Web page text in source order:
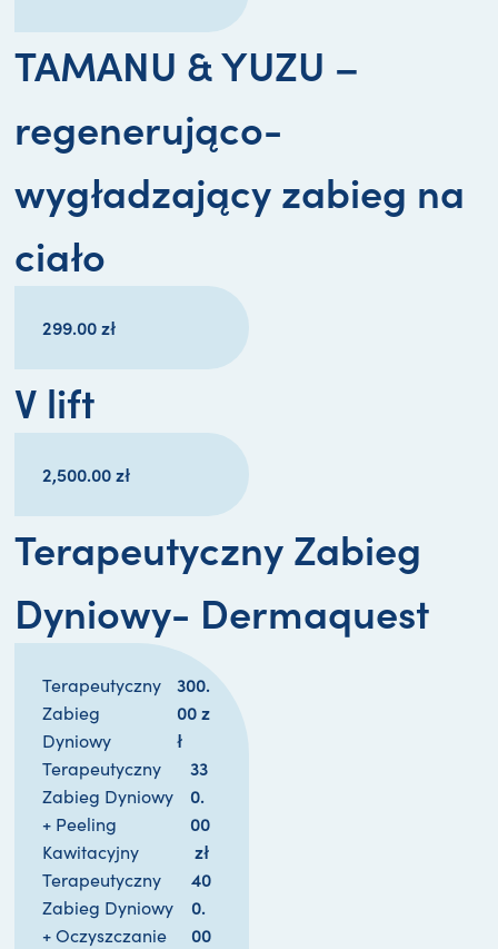
TAMANU & YUZU –
regenerująco-
wygładzający zabieg na
ciało
299.00zł
V lift
2,500.00zł
Terapeutyczny Zabieg
Dyniowy- Dermaquest
Terapeutyczny
Zabieg
Dyniowy
300.
00 z
ł
Terapeutyczny
Zabieg Dyniowy
+ Peeling
Kawitacyjny
33
0.
00
zł
Terapeutyczny
Zabieg Dyniowy
+ Oczyszczanie
40
0.
00